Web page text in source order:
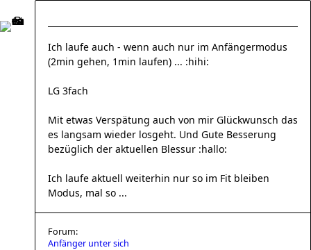
Ich laufe auch - wenn auch nur im Anfängermodus
(2min gehen, 1min laufen) ... :hihi:
LG 3fach
Mit etwas Verspätung auch von mir Glückwunsch das
es langsam wieder losgeht. Und Gute Besserung
bezüglich der aktuellen Blessur :hallo:
Ich laufe aktuell weiterhin nur so im Fit bleiben
Modus, mal so ...
Forum:
Anfänger unter sich